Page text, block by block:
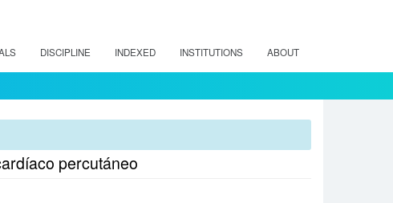
DISCIPLINE INDEXED INSTITUTIONS ABOUT
percutáneo